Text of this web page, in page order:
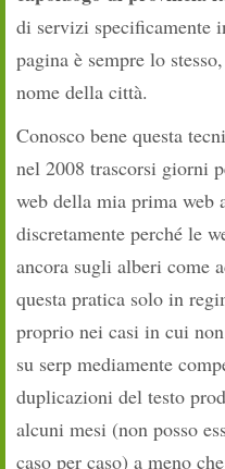
di servizi specificamente
pagina è sempre lo
nome della città.
Conosco bene questa
nel 2008 trascorsi giorni
web della mia prima web
discretamente perché le
ancora sugli alberi come
questa pratica solo in
proprio nei casi in cui
su serp mediamente
duplicazioni del testo
alcuni mesi (non posso
caso per caso) a meno